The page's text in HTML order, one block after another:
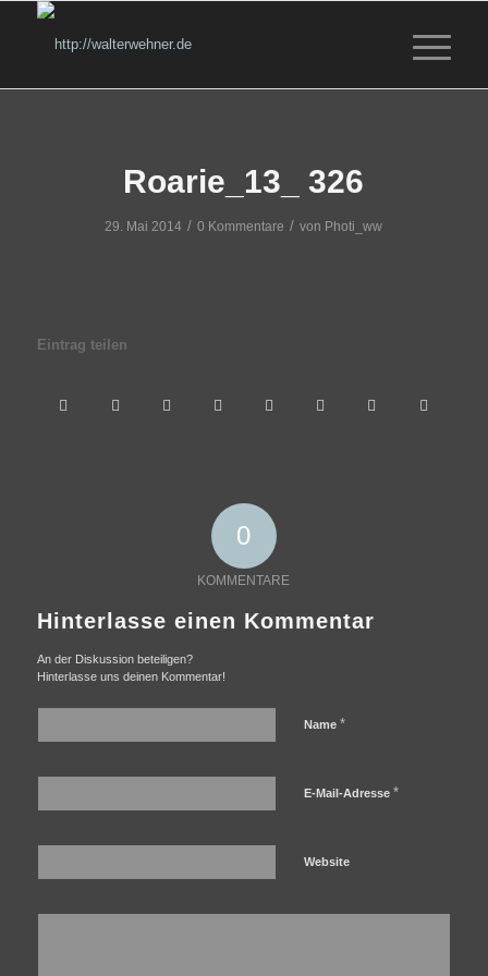
Roarie_13_ 326
29. Mai 2014 / 0 Kommentare / von Photi_ww
Eintrag teilen
0
KOMMENTARE
Hinterlasse einen Kommentar
An der Diskussion beteiligen?
Hinterlasse uns deinen Kommentar!
Name *
E-Mail-Adresse *
Website